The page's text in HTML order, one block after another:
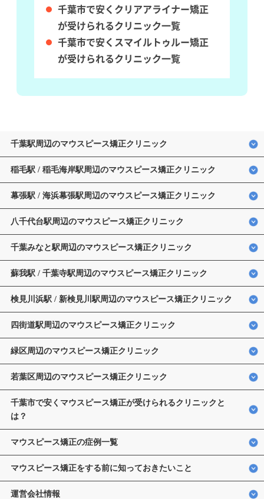
千葉市で安くクリアアライナー矯正
が受けられるクリニック一覧
千葉市で安くスマイルトゥルー矯正
が受けられるクリニック一覧
千葉駅周辺のマウスピース矯正クリニック
稲毛駅 / 稲毛海岸駅周辺のマウスピース矯正クリニック
幕張駅 / 海浜幕張駅周辺のマウスピース矯正クリニック
八千代台駅周辺のマウスピース矯正クリニック
千葉みなと駅周辺のマウスピース矯正クリニック
蘇我駅 / 千葉寺駅周辺のマウスピース矯正クリニック
検見川浜駅 / 新検見川駅周辺のマウスピース矯正クリニック
四街道駅周辺のマウスピース矯正クリニック
緑区周辺のマウスピース矯正クリニック
若葉区周辺のマウスピース矯正クリニック
千葉市で安くマウスピース矯正が受けられるクリニックと
は？
マウスピース矯正の症例一覧
マウスピース矯正をする前に知っておきたいこと
運営会社情報